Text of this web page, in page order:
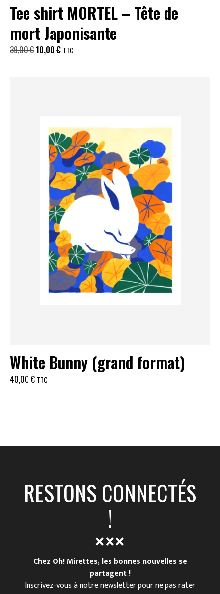
Tee shirt MORTEL – Tête de
mort Japonisante
39,00€ Le
10,00 €LeTTC
White Bunny (grand format)
40,00 € TTC
RESTONS CONNECTÉS
!
Chez Oh! Mirettes, les bonnes nouvelles se
partagent !
Inscrivez-vous à notre newsletter pour ne pas rater